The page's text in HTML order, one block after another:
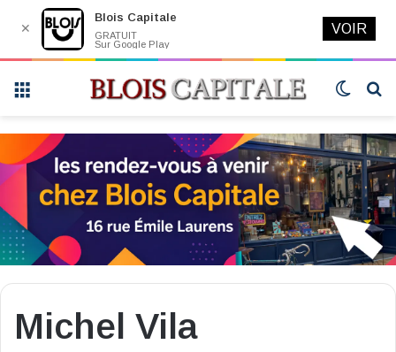
Switch
Michel Vila
✕
Blois Capitale
GRATUIT
Sur Google Play
VOIR